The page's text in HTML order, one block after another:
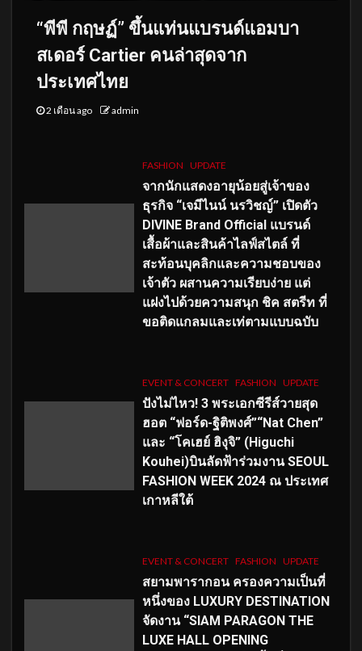
“พีพี กฤษฏ์” ขึ้นแท่นแบรนด์แอมบา
สเดอร์ Cartier คนล่าสุดจาก
ประเทศไทย
2 เดือน ago admin
FASHION UPDATE
จากนักแสดงอายุน้อยสู่เจ้าของ
ธุรกิจ “เจมีไนน์ นรวิชญ์” เปิดตัว
DIVINE Brand Official แบรนด์
เสื้อผ้าและสินค้าไลฟ์สไตล์ ที่
สะท้อนบุคลิกและความชอบของ
เจ้าตัว ผสานความเรียบง่าย แต่
แฝงไปด้วยความสนุก ชิค สตรีท ที่
ขอติดแกลมและเท่ตามแบบฉบับ
EVENT & CONCERT FASHION UPDATE
ปังไม่ไหว! 3 พระเอกซีรีส์วายสุด
ฮอต “ฟอร์ด-ฐิติพงศ์”“Nat Chen”
และ “โคเฮย์ ฮิงุจิ” (Higuchi
Kouhei)บินลัดฟ้าร่วมงาน SEOUL
FASHION WEEK 2024 ณ ประเทศ
เกาหลีใต้
EVENT & CONCERT FASHION UPDATE
สยามพารากอน ครองความเป็นที่
หนึ่งของ LUXURY DESTINATION
จัดงาน “SIAM PARAGON THE
LUXE HALL OPENING